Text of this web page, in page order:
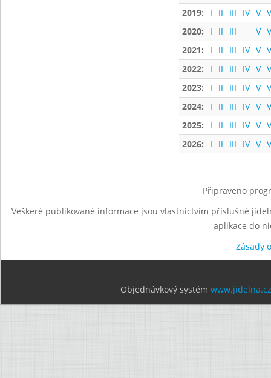
2019:
I II III IV V
2020:
I II III V
2021:
I II III IV V
2022:
I II III IV V
2023:
I II III IV V
2024:
I II III IV V
2025:
I II III IV V
2026:
I II III IV V
Připraveno
Veškeré publikované informace jsou vlastnictvím příslušné
aplikace do
Zásady
Objednávkový systém www.jidelna.cz